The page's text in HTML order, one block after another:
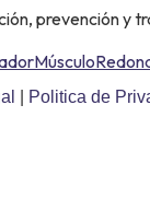
prevención y
Músculo
Politica de